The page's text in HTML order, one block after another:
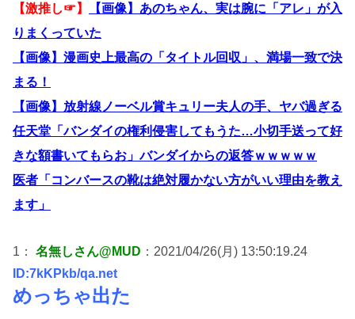
【激推し☞】
【画像】あのちゃん、実は腕に「アレ」が入
りまくっていた
【画像】漫画史上最高の「タイトル回収」、満場一致で決
まる！
【画像】放射線ノーベル賞キュリー夫人の手、ヤバ過ぎる
任天堂「バンダイの権利侵害してもうた…小切手送って好
きな額書いてもらお」バンダイからの返答ｗｗｗｗｗ
医者「コンバースの靴は絶対履かない方がいい理由を教え
ます」
1： 名無しさん@MUD ：2021/04/26(月) 13:50:19.24
ID:7kKPkb/qa.net
めっちゃ出た